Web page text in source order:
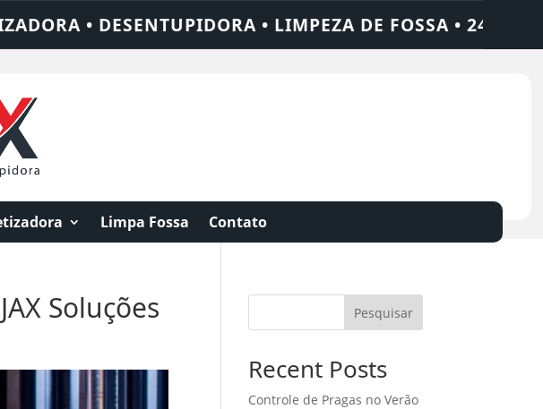
• LIMPEZA DE FOSSA • 24 HORAS • CHAME
Limpa Fossa Contato
Soluções Pesquisar
Recent Posts
Controle de Pragas no Verão